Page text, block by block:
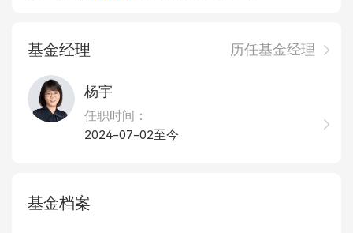
基金经理 历任基金经理
杨宇
任职时间：
2024-07-02至今
基金档案